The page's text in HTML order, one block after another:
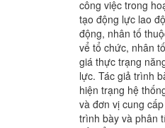
công việc trong
tạo động lực lao
động, nhân tố
vể tổ chức, nhân
giá thực trạng
lực. Tác giả trình
hiện trạng hệ
và đơn vị cung
trình bày và phân